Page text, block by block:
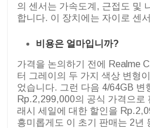
의 센서는 가속도계, 근접도 및
합니다. 이 장치에는 자이로 센
비용은 얼마입니까?
가격을 논의하기 전에 Realme
터 그레이의 두 가지 색상 변형
었습니다. 그런 다음 4/64GB 변
Rp.2,299,000의 공식 가격으로
래시 세일에 대한 할인을
흥미롭게도 이 초기 판매는 2년